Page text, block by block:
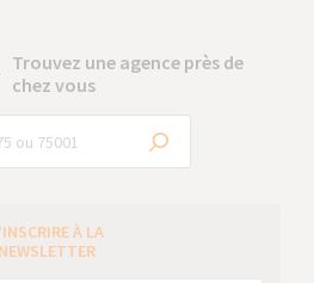
Trouvez une agence près de
chez vous
À LA
NEWSLETTER